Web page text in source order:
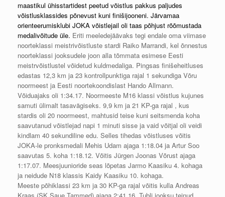
maastikul ühisstartidest peetud võistlus pakkus paljudes
võistlusklassides põnevust kuni finišijooneni. Järvamaa
orienteerumisklubi JOKA võistlejail oli taas põhjust rõõmustada
medalivõitude üle. Eriti meeledejäävaks tegi endale oma viimase
noorteklassi meistrivõistluste stardi Raiko Marrandi, kel õnnestus
noorteklassi jooksudele joon alla tõmmata esimese Eesti
meistrvõistlustel võidetud kuldmedaliga. Pingsas finišeheitluses
edastas 12,3 km ja 23 kontrollpunktiga rajal 1 sekundiga Võru
noormeest ja Eesti noortekoondislast Hando Allmann.
Võiduajaks oli 1:34.17. Noormeeste M16 klassi võistlus kujunes
samuti ülimalt tasavägiseks. 9,9 km ja 21 KP-ga rajal , kus
stardis oli 20 noormeest, mahtusid teise kuni seitsmenda koha
saavutanud võistlejad napi 1 minuti sisse ja vaid võitjal oli veidi
kindlam 40 sekundiline edu. Selles tihedas võistluses võitis
JOKA-le pronksmedali Mehis Udam ajaga 1:18.04 ja Artur Soo
saavutas 5. koha 1:18.12. Võitis Jürgen Joonas Võrust ajaga
1:17.07. Meesjuunioride seas lõpetas Jarmo Kaasiku 4. kohaga
ja neidude N18 klassis Kaidy Kaasiku 10. kohaga.
Meeste põhiklassi 23 km ja 30 KP-ga rajal võitis kulla Andreas